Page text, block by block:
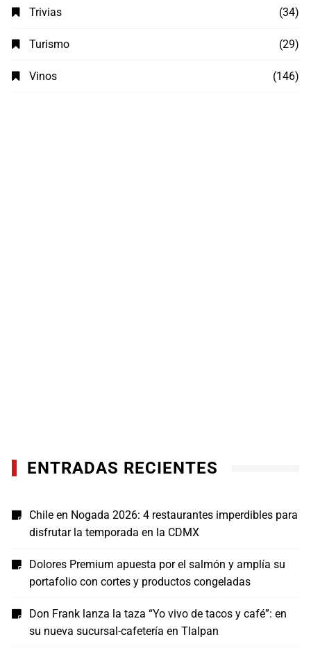
Trivias (34)
Turismo (29)
Vinos (146)
ENTRADAS RECIENTES
Chile en Nogada 2026: 4 restaurantes imperdibles para
disfrutar la temporada en la CDMX
Dolores Premium apuesta por el salmón y amplía su
portafolio con cortes y productos congeladas
Don Frank lanza la taza “Yo vivo de tacos y café”: en
su nueva sucursal-cafetería en Tlalpan